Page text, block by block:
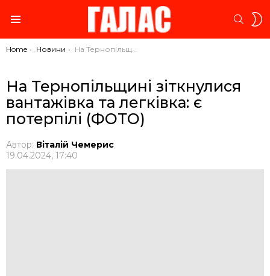
You are here:
Home Новини На Тернопільщині зіткнулися вантажівка та легківка: є потерпілі (ФОТО)
На Тернопільщині зіткнулися
вантажівка та легківка: є
потерпілі (ФОТО)
Автор: Віталій Чемерис
19.04.2024, 17:40